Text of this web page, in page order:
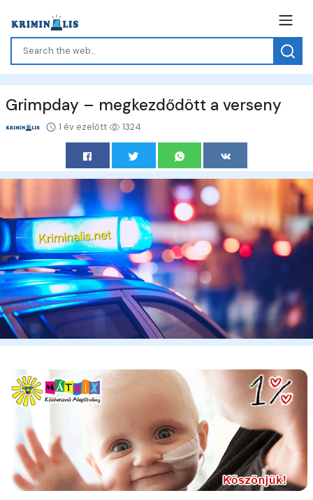
Grimpday – megkezdődött a verseny
1 év ezelőtt 1324